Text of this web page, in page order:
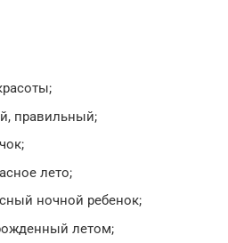
правильный;
лето;
ночной ребенок;
летом;